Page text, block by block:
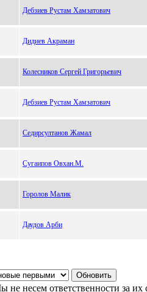
Дебзиев Рустам Хамзатович
Дидиев Акраман
Колесников Сергей Григорьевич
Дебзиев Рустам Хамзатович
Седирсултанов Жамал
Сугаипов Овхан.М.
Горолов Малик
Даудов Арби
несем ответственности за их